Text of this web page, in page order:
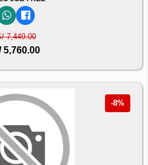
7,449.00
5,760.00
-8%